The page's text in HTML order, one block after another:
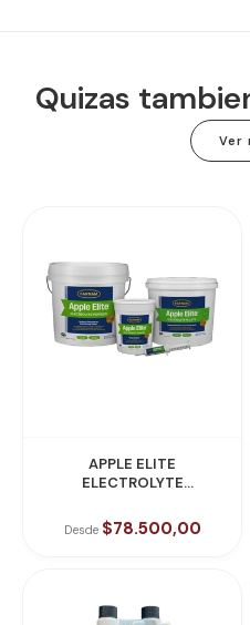
Quizas
Ver
APPLE ELITE
ELECTROLYTE
Desde $78.500,00